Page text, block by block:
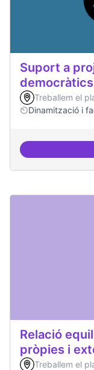
Suport a
democràtics
Treballem el
Dinamització i
Relació
pròpies i
Treballem el